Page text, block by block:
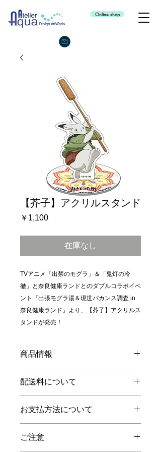
Online shop
【芥子】アクリルスタンド
￥1,100価
在庫なし
TVアニメ「出禁のモグラ」＆「鬼灯の冷
徹」と奈良健康ランドとのダブルコラボイベ
ント『出張モグラ湯＆現世バカンス調査 in
奈良健康ランド』より、【芥子】アクリルス
タンドが発売！
商品情報
土台…直径3.5cm
【素材】アクリル樹脂
配送料について
1回のご注文につき送り先は1ヶ所とさ
せていただきます
1配送における個口数が複数になった
場合も1配送とみなします
お支払方法について
VISA／Master／American Express
※JCB Diners Club Discover等、上
ご注意